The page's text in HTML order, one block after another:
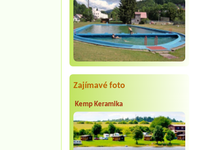
Zajímavé foto
Kemp Keramika